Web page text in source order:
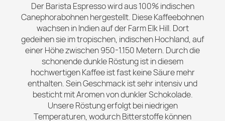
Der Barista Espresso wird aus 100% indischen
Canephorabohnen hergestellt. Diese Kaffeebohnen
wachsen in Indien auf der Farm Elk Hill. Dort
gedeihen sie im tropischen, indischen Hochland, auf
einer Höhe zwischen 950-1.150 Metern. Durch die
schonende dunkle Röstung ist in diesem
hochwertigen Kaffee ist fast keine Säure mehr
enthalten. Sein Geschmack ist sehr intensiv und
besticht mit Aromen von dunkler Schokolade.
Unsere Röstung erfolgt bei niedrigen
Temperaturen, wodurch Bitterstoffe können